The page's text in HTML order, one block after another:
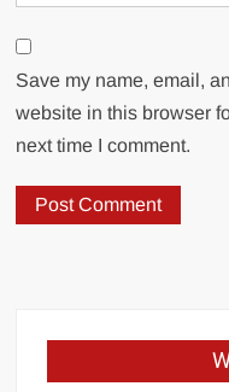
Save my name, email,
website in this browser
next time I comment.